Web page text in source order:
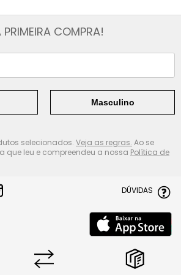
PRIMEIRA COMPRA!
Masculino
selecionados. Veja as regras. Ao se
que leu e compreendeu a nossa Política de
DÚVIDAS